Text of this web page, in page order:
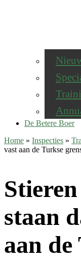
De Betere Boer
Home » Inspecties »
vast aan de Turkse
staan
aan de